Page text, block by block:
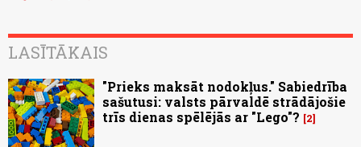
LASĪTĀKAIS
"Prieks maksāt nodokļus." Sabiedrība
sašutusi: valsts pārvaldē strādājošie
trīs dienas spēlējās ar "Lego"?
2